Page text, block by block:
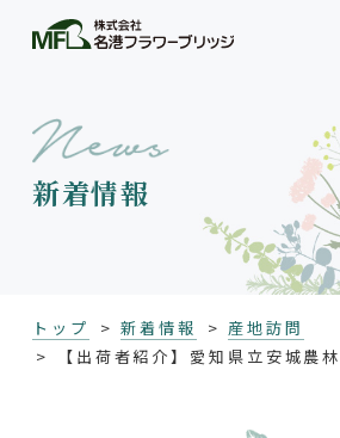
新着情報
トップ 新着情報
産地訪問
【出荷者紹介】愛知県立安城農